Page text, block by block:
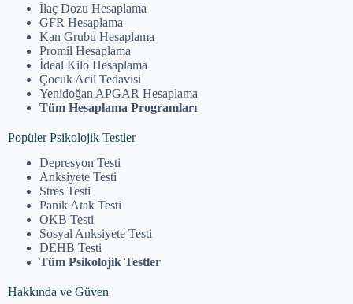
İlaç Dozu Hesaplama
GFR Hesaplama
Kan Grubu Hesaplama
Promil Hesaplama
İdeal Kilo Hesaplama
Çocuk Acil Tedavisi
Yenidoğan APGAR Hesaplama
Tüm Hesaplama Programları
Popüler Psikolojik Testler
Depresyon Testi
Anksiyete Testi
Stres Testi
Panik Atak Testi
OKB Testi
Sosyal Anksiyete Testi
DEHB Testi
Tüm Psikolojik Testler
Hakkında ve Güven